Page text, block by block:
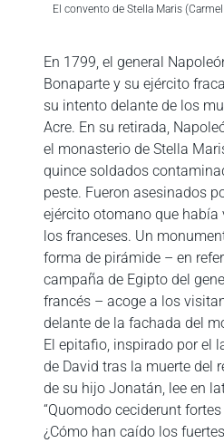
El convento de Stella Maris
En 1799, el general
Bonaparte y su ejército
su intento delante de los
Acre. En su retirada,
el monasterio de Stella
quince soldados
peste. Fueron asesinados
ejército otomano que había
los franceses. Un
forma de pirámide – en
campaña de Egipto del
francés – acoge a los
delante de la fachada del
El epitafio, inspirado por el
de David tras la muerte del
de su hijo Jonatán, lee en
“Quomodo ceciderunt
¿Cómo han caído los